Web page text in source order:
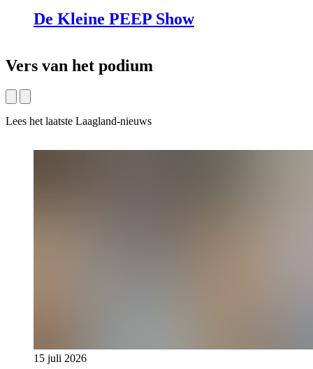
De Kleine PEEP Show
Vers van het podium
Lees het laatste Laagland-nieuws
15 juli 2026